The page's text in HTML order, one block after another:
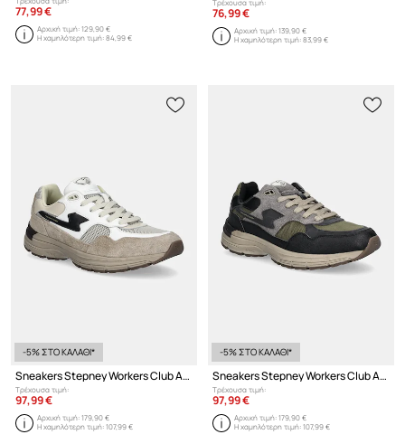
77,99 €
Αρχική τιμή:129,90 €
Η χαμηλότερη τιμή:84,99 €
76,99 €
Αρχική τιμή:139,90 €
Η χαμηλότερη τιμή:83,99 €
-5% ΣΤΟ ΚΑΛΑΘΙ*
Sneakers Stepney Workers Club Amiel S-Strike Geo-Merged
Τρέχουσα τιμή:
97,99 €
Αρχική τιμή:179,90 €
Η χαμηλότερη τιμή:107,99 €
-5% ΣΤΟ ΚΑΛΑΘΙ*
Sneakers Stepney Workers Club Amiel S-Strike Geo-Merged
Τρέχουσα τιμή:
97,99 €
Αρχική τιμή:179,90 €
Η χαμηλότερη τιμή:107,99 €